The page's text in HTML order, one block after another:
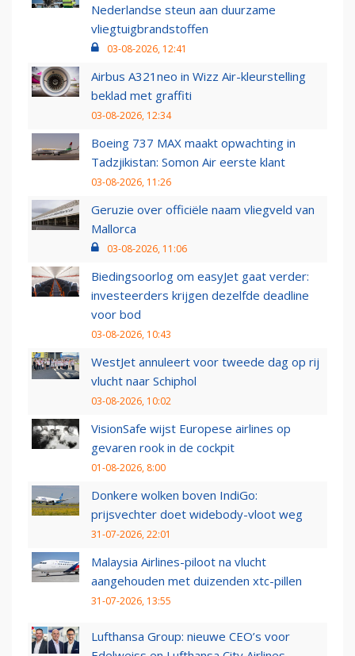
Nederlandse steun aan duurzame
vliegtuigbrandstoffen
03-08-2026, 12:41
Airbus A321neo in Wizz Air-kleurstelling
beklad met graffiti
03-08-2026, 12:34
Boeing 737 MAX maakt opwachting in
Tadzjikistan: Somon Air eerste klant
03-08-2026, 11:26
Geruzie over officiële naam vliegveld van
Mallorca
03-08-2026, 11:06
Biedingsoorlog om easyJet gaat verder:
investeerders krijgen dezelfde deadline
voor bod
03-08-2026, 10:43
WestJet annuleert voor tweede dag op rij
vlucht naar Schiphol
03-08-2026, 10:02
VisionSafe wijst Europese airlines op
gevaren rook in de cockpit
01-08-2026, 8:00
Donkere wolken boven IndiGo:
prijsvechter doet widebody-vloot weg
31-07-2026, 22:01
Malaysia Airlines-piloot na vlucht
aangehouden met duizenden xtc-pillen
31-07-2026, 13:55
Lufthansa Group: nieuwe CEO’s voor